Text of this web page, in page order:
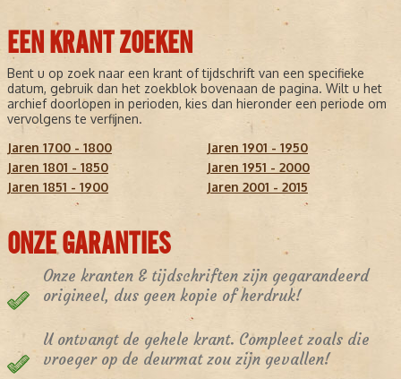
EEN KRANT ZOEKEN
Bent u op zoek naar een krant of tijdschrift van een specifieke
datum, gebruik dan het zoekblok bovenaan de pagina. Wilt u het
archief doorlopen in perioden, kies dan hieronder een periode om
vervolgens te verfijnen.
Jaren 1700 - 1800
Jaren 1801 - 1850
Jaren 1851 - 1900
Jaren 1901 - 1950
Jaren 1951 - 2000
Jaren 2001 - 2015
ONZE GARANTIES
Onze kranten & tijdschriften zijn gegarandeerd
origineel, dus geen kopie of herdruk!
U ontvangt de gehele krant. Compleet zoals die
vroeger op de deurmat zou zijn gevallen!